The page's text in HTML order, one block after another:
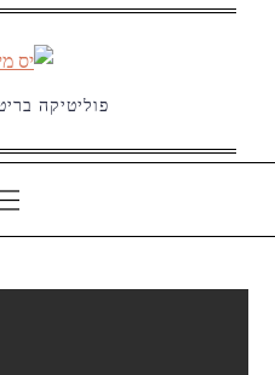
פוליטיקה